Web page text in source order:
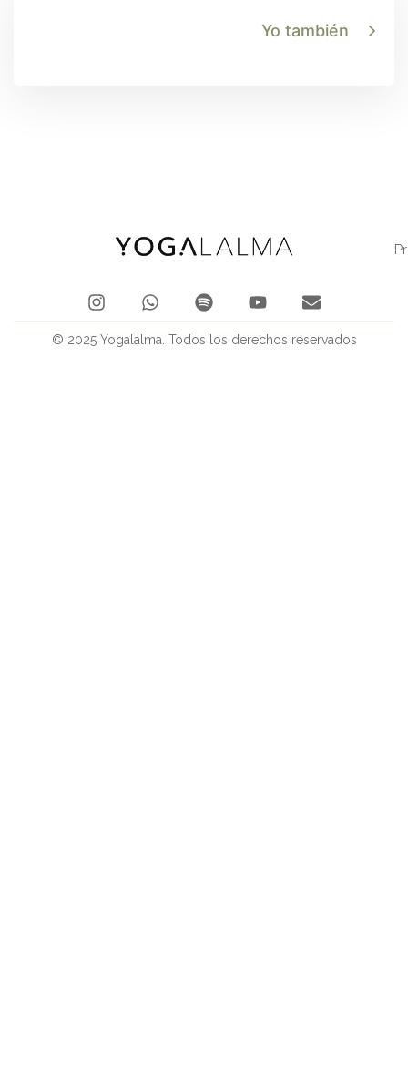
Yo también
© 2025 Yogalalma. Todos los derechos reservados